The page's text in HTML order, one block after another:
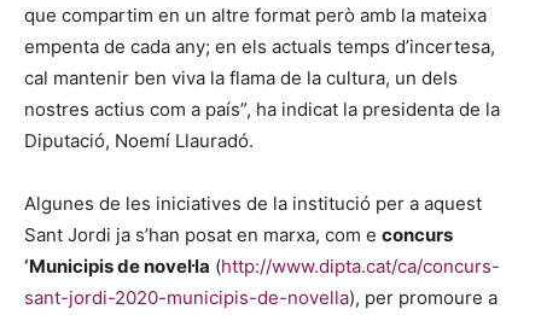
que compartim en un altre format però amb la mateixa
empenta de cada any; en els actuals temps d’incertesa,
cal mantenir ben viva la flama de la cultura, un dels
nostres actius com a país”, ha indicat la presidenta de la
Diputació, Noemí Llauradó.
Algunes de les iniciatives de la institució per a aquest
Sant Jordi ja s’han posat en marxa, com e concurs
‘Municipis de novel·la (http://www.dipta.cat/ca/concurs-
sant-jordi-2020-municipis-de-novella), per promoure a